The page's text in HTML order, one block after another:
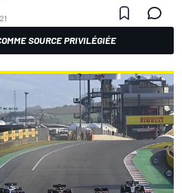
SOURCE PRIVILÉGIÉE